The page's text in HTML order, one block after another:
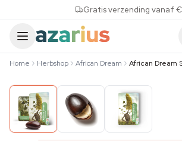
Gratis verzending vanaf
Home Herbshop African Dream African Dream